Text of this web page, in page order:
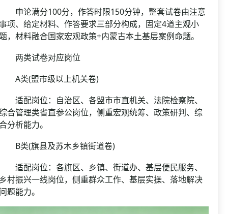
论满分100分，作答时限150分钟，整套试卷由注意
项、给定材料、作答要求三部分构成，固定4道主观小
，材料融合国家宏观政策+内蒙古本土基层案例命题。
类试卷对应岗位
类(盟市级以上机关卷)
配岗位：自治区、各盟市市直机关、法院检察院、
合管理类省直参公岗位，侧重宏观统筹、政策研判、综
分析能力。
类(旗县及苏木乡镇街道卷)
配岗位：各旗区、乡镇、街道办、基层便民服务、
村振兴一线岗位，侧重群众工作、基层实操、落地解决
题能力。